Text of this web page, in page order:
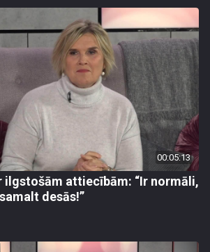
00:05:13
ilgstošām attiecībām: “Ir normāli,
desās!”